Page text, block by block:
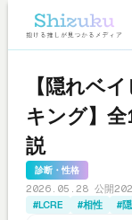
【隠れベ
キング】
説
診断・性格
2026.05.28 公開
#LCRE
#相性 #